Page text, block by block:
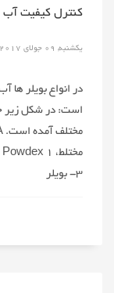
کنترل کیفیت آب
یکشنبه, 09 جولای 2017
در انواع بویلر
است: در شکل زیر
۳- بویلر